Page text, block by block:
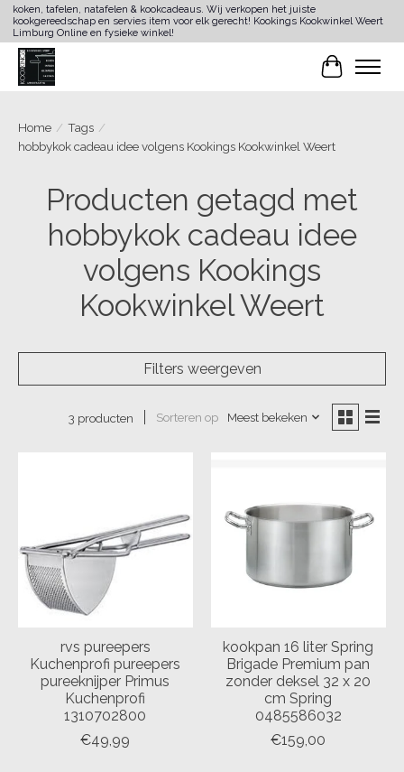
koken, tafelen, natafelen & kookcadeaus. Wij verkopen het juiste
kookgereedschap en servies item voor elk gerecht! Kookings Kookwinkel Weert
Limburg Online en fysieke winkel!
Home / Tags /
hobbykok cadeau idee volgens Kookings Kookwinkel Weert
Producten getagd met
hobbykok cadeau idee
volgens Kookings
Kookwinkel Weert
Filters weergeven
3 producten Sorteren op Meest bekeken
rvs pureepers
Kuchenprofi pureepers
pureeknijper Primus
Kuchenprofi
1310702800
€49,99
kookpan 16 liter Spring
Brigade Premium pan
zonder deksel 32 x 20
cm Spring
0485586032
€159,00